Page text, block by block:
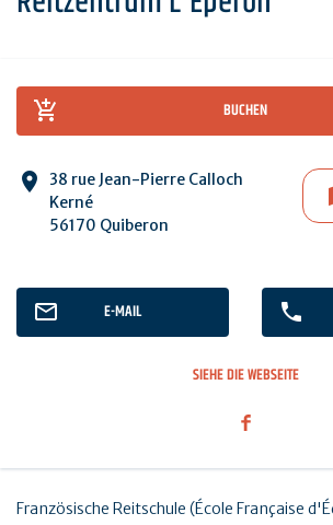
BUCHEN
38 rue Jean-Pierre Calloch
Kerné
56170 Quiberon
E-MAIL
SIEHE DIE WEBSEITE
Französische Reitschule (École Française